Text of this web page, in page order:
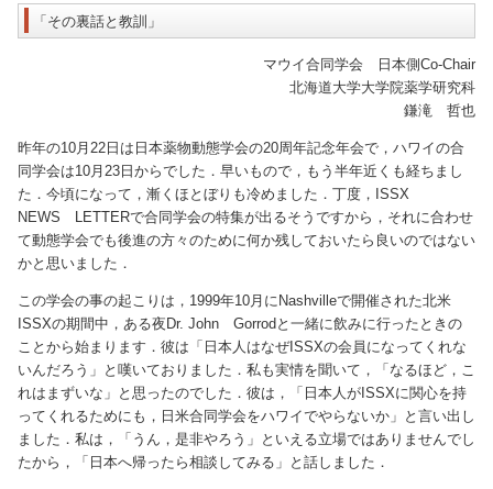
「その裏話と教訓」
マウイ合同学会 日本側Co-Chair
北海道大学大学院薬学研究科
鎌滝 哲也
昨年の10月22日は日本薬物動態学会の20周年記念年会で，ハワイの合
同学会は10月23日からでした．早いもので，もう半年近くも経ちまし
た．今頃になって，漸くほとぼりも冷めました．丁度，ISSX
NEWS LETTERで合同学会の特集が出るそうですから，それに合わせ
て動態学会でも後進の方々のために何か残しておいたら良いのではない
かと思いました．
この学会の事の起こりは，1999年10月にNashvilleで開催された北米
ISSXの期間中，ある夜Dr. John Gorrodと一緒に飲みに行ったときの
ことから始まります．彼は「日本人はなぜISSXの会員になってくれな
いんだろう」と嘆いておりました．私も実情を聞いて，「なるほど，こ
れはまずいな」と思ったのでした．彼は，「日本人がISSXに関心を持
ってくれるためにも，日米合同学会をハワイでやらないか」と言い出し
ました．私は，「うん，是非やろう」といえる立場ではありませんでし
たから，「日本へ帰ったら相談してみる」と話しました．